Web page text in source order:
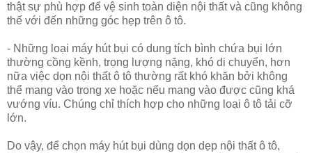
thật sự phù hợp để vệ sinh toàn diện nội thất và cũng không
thế với đến những góc hẹp trên ô tô.
- Những loại máy hút bụi có dung tích bình chứa bụi lớn
thường cồng kềnh, trọng lượng nặng, khó di chuyển, hơn
nữa việc dọn nội thất ô tô thường rất khó khăn bởi không
thể mang vào trong xe hoặc nếu mang vào được cũng khá
vướng víu. Chúng chỉ thích hợp cho những loại ô tô tải cỡ
lớn.
Do vậy, để chọn máy hút bụi dùng dọn dẹp nội thất ô tô,